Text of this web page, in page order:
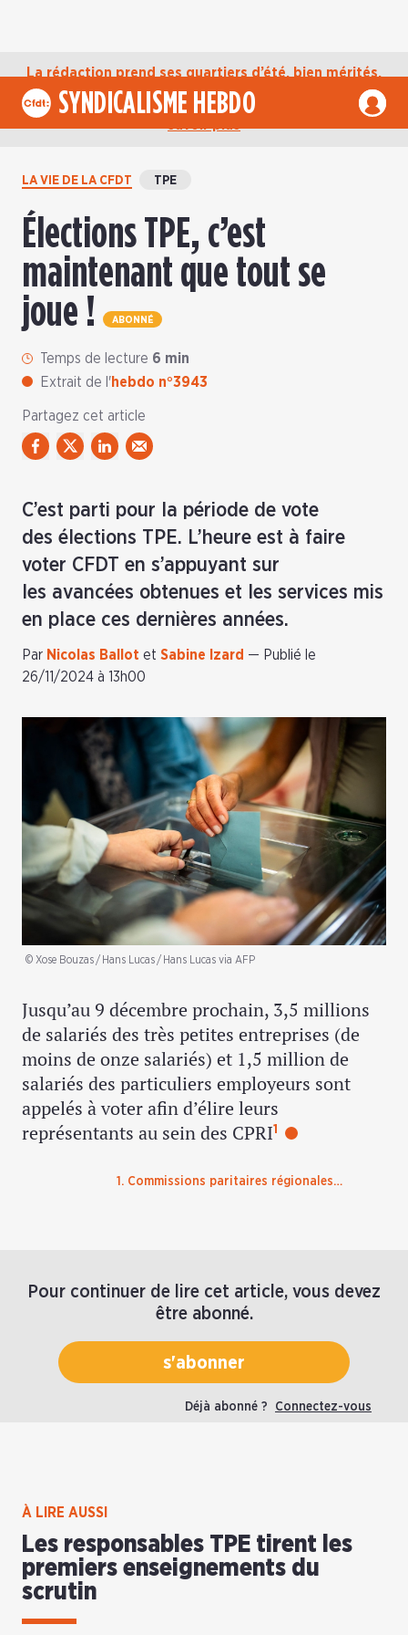
La rédaction prend ses quartiers d’été, bien mérités,
jusqu’au mardi 1er septembre. D’ici là, retrouvez
l’actualité de la CFDT sur notre compte Bluesky. En
SYNDICALISME HEBDO
LA VIE DE LA CFDT TPE
Élections TPE, c’est
maintenant que tout se
joue !
ABONNÉ
Temps de lecture 6 min
Extrait de l'hebdo n°3943
Partagez cet article
C’est parti pour la période de vote
des élections TPE. L’heure est à faire
voter CFDT en s’appuyant sur
les avancées obtenues et les services mis
en place ces dernières années.
Par Nicolas Ballot et Sabine Izard — Publié le
26/11/2024 à 13h00
© Xose Bouzas / Hans Lucas / Hans Lucas via AFP
1. Commissions paritaires régionales…
Jusqu’au 9 décembre prochain, 3,5 millions
de salariés des très petites entreprises (de
moins de onze salariés) et 1,5 million de
salariés des particuliers employeurs sont
appelés à voter afin d’élire leurs
représentants au sein des CPRI1
Pour continuer de lire cet article, vous devez
être abonné.
s'abonner
Déjà abonné ? Connectez-vous
À LIRE AUSSI
Les responsables TPE tirent les
premiers enseignements du
scrutin